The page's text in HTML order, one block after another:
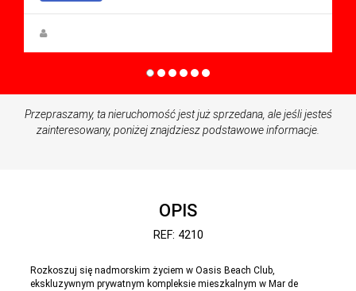
Przepraszamy, ta nieruchomość jest już sprzedana, ale jeśli jesteś
zainteresowany, poniżej znajdziesz podstawowe informacje.
OPIS
REF: 4210
Rozkoszuj się nadmorskim życiem w Oasis Beach Club,
ekskluzywnym prywatnym kompleksie mieszkalnym w Mar de